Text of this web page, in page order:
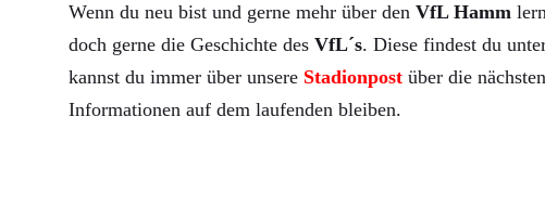
Wenn du neu bist und gerne mehr über den VfL Hamm
doch gerne die Geschichte des VfL´s. Diese findest du
kannst du immer über unsere Stadionpost über die
Informationen auf dem laufenden bleiben.